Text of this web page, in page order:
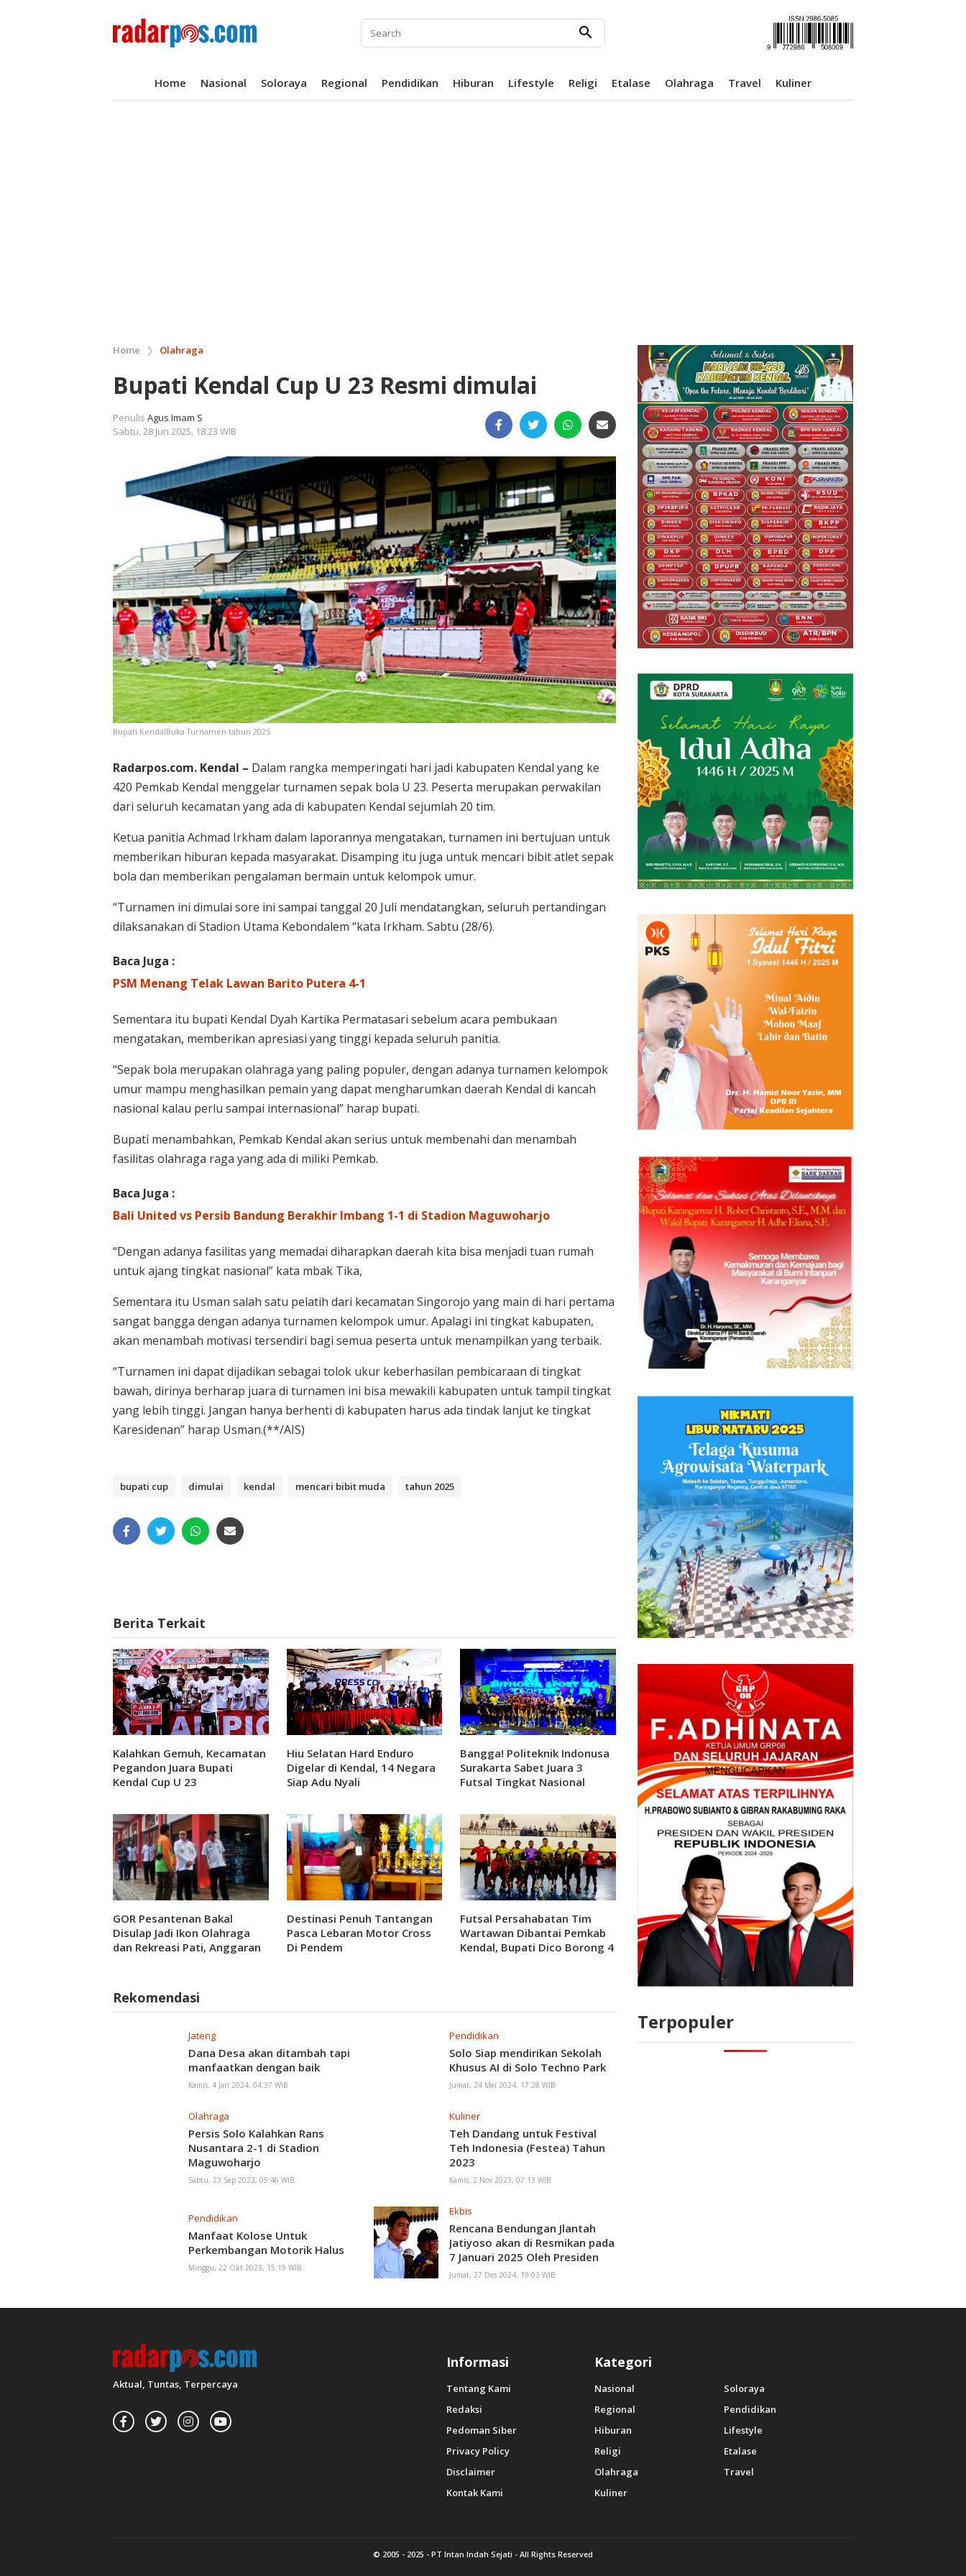
search
Home Nasional Soloraya Regional Pendidikan Hiburan Lifestyle Religi Etalase Olahraga Travel Kuliner
Home ❯ Olahraga
Bupati Kendal Cup U 23 Resmi dimulai
Penulis Agus Imam S
Sabtu, 28 Jun 2025, 18:23 WIB
Bupati KendalBuka Turnamen tahun 2025
Radarpos.com. Kendal – Dalam rangka memperingati hari jadi kabupaten Kendal yang ke
420 Pemkab Kendal menggelar turnamen sepak bola U 23. Peserta merupakan perwakilan
dari seluruh kecamatan yang ada di kabupaten Kendal sejumlah 20 tim.
Ketua panitia Achmad Irkham dalam laporannya mengatakan, turnamen ini bertujuan untuk
memberikan hiburan kepada masyarakat. Disamping itu juga untuk mencari bibit atlet sepak
bola dan memberikan pengalaman bermain untuk kelompok umur.
“Turnamen ini dimulai sore ini sampai tanggal 20 Juli mendatangkan, seluruh pertandingan
dilaksanakan di Stadion Utama Kebondalem “kata Irkham. Sabtu (28/6).
Baca Juga :
PSM Menang Telak Lawan Barito Putera 4-1
Sementara itu bupati Kendal Dyah Kartika Permatasari sebelum acara pembukaan
mengatakan, memberikan apresiasi yang tinggi kepada seluruh panitia.
“Sepak bola merupakan olahraga yang paling populer, dengan adanya turnamen kelompok
umur mampu menghasilkan pemain yang dapat mengharumkan daerah Kendal di kancah
nasional kalau perlu sampai internasional” harap bupati.
Bupati menambahkan, Pemkab Kendal akan serius untuk membenahi dan menambah
fasilitas olahraga raga yang ada di miliki Pemkab.
Baca Juga :
Bali United vs Persib Bandung Berakhir Imbang 1-1 di Stadion Maguwoharjo
“Dengan adanya fasilitas yang memadai diharapkan daerah kita bisa menjadi tuan rumah
untuk ajang tingkat nasional” kata mbak Tika,
Sementara itu Usman salah satu pelatih dari kecamatan Singorojo yang main di hari pertama
sangat bangga dengan adanya turnamen kelompok umur. Apalagi ini tingkat kabupaten,
akan menambah motivasi tersendiri bagi semua peserta untuk menampilkan yang terbaik.
“Turnamen ini dapat dijadikan sebagai tolok ukur keberhasilan pembicaraan di tingkat
bawah, dirinya berharap juara di turnamen ini bisa mewakili kabupaten untuk tampil tingkat
yang lebih tinggi. Jangan hanya berhenti di kabupaten harus ada tindak lanjut ke tingkat
Karesidenan” harap Usman.(**/AIS)
bupati cup dimulai kendal mencari bibit muda tahun 2025
Berita Terkait
Kalahkan Gemuh, Kecamatan
Pegandon Juara Bupati
Kendal Cup U 23
Hiu Selatan Hard Enduro
Digelar di Kendal, 14 Negara
Siap Adu Nyali
Bangga! Politeknik Indonusa
Surakarta Sabet Juara 3
Futsal Tingkat Nasional
GOR Pesantenan Bakal
Disulap Jadi Ikon Olahraga
dan Rekreasi Pati, Anggaran
Destinasi Penuh Tantangan
Pasca Lebaran Motor Cross
Di Pendem
Futsal Persahabatan Tim
Wartawan Dibantai Pemkab
Kendal, Bupati Dico Borong 4
Rekomendasi
Jateng
Dana Desa akan ditambah tapi
manfaatkan dengan baik
Kamis, 4 Jan 2024, 04:37 WIB
Pendidikan
Solo Siap mendirikan Sekolah
Khusus AI di Solo Techno Park
Jumat, 24 Mei 2024, 17:28 WIB
Olahraga
Persis Solo Kalahkan Rans
Nusantara 2-1 di Stadion
Maguwoharjo
Sabtu, 23 Sep 2023, 05:46 WIB
Kuliner
Teh Dandang untuk Festival
Teh Indonesia (Festea) Tahun
2023
Kamis, 2 Nov 2023, 07:13 WIB
Pendidikan
Manfaat Kolose Untuk
Perkembangan Motorik Halus
Minggu, 22 Okt 2023, 15:19 WIB
Ekbis
Rencana Bendungan Jlantah
Jatiyoso akan di Resmikan pada
7 Januari 2025 Oleh Presiden
Jumat, 27 Des 2024, 19:03 WIB
Terpopuler
Aktual, Tuntas, Terpercaya
Informasi
Tentang Kami
Redaksi
Pedoman Siber
Privacy Policy
Disclaimer
Kontak Kami
Kategori
Nasional
Soloraya
Regional
Pendidikan
Hiburan
Lifestyle
Religi
Etalase
Olahraga
Travel
Kuliner
© 2005 - 2025 - PT Intan Indah Sejati - All Rights Reserved